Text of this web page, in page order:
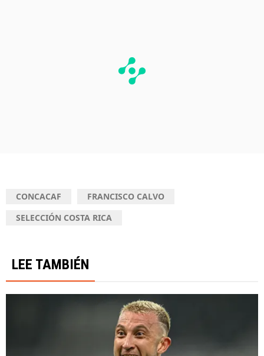
CONCACAF
FRANCISCO CALVO
SELECCIÓN COSTA RICA
LEE TAMBIÉN